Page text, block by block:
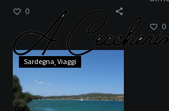
0
0
Golfo
e
Sardegna Viaggi